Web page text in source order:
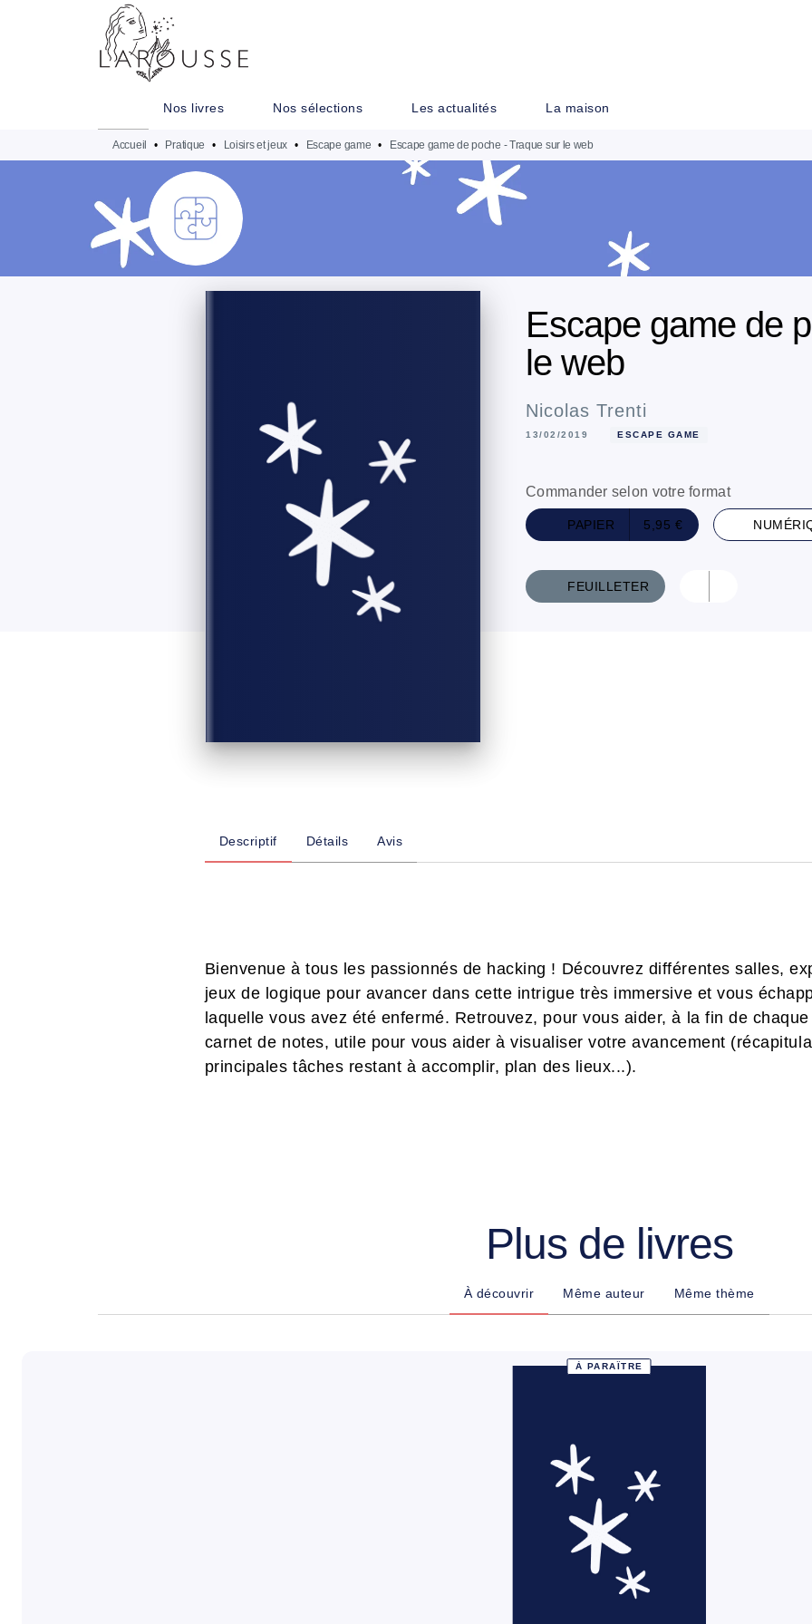
MENU
Nos livres Nos sélections Les actualités La maison
Accueil • Pratique • Loisirs et jeux • Escape game • Escape game de poche - Traque sur le web
Escape game de
le web
Nicolas Trenti
13/02/2019 ESCAPE GAME
Commander selon votre format
PAPIER 5,95 €
FEUILLETER
Descriptif Détails Avis
Bienvenue à tous les passionnés de hacking ! Découvrez différentes salles,
jeux de logique pour avancer dans cette intrigue très immersive et vous
laquelle vous avez été enfermé. Retrouvez, pour vous aider, à la fin de
carnet de notes, utile pour vous aider à visualiser votre avancement
principales tâches restant à accomplir, plan des lieux...).
Plus de livres
À découvrir Même auteur Même thème
À PARAÎTRE